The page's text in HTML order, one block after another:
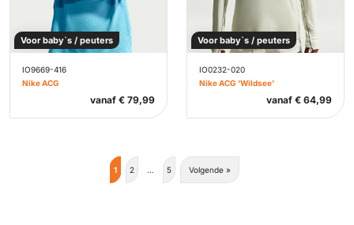
Voor baby`s / peuters
IO9669-416
Nike ACG
vanaf € 79,99
Voor baby`s / peuters
IO0232-020
Nike ACG 'Wildsee'
vanaf € 64,99
1 2 … 5 Volgende »